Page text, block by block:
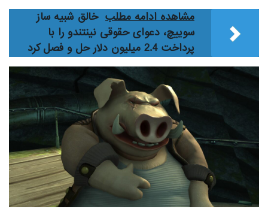
مشاهده ادامه مطلب خالق شبیه ساز
سوییچ، دعوای حقوقی نینتندو را با
پرداخت 2.4 میلیون دلار حل و فصل کرد